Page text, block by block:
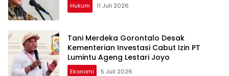
Hukum 11 Juli 2026
Tani Merdeka Gorontalo Desak
Kementerian Investasi Cabut Izin PT
Lumintu Ageng Lestari Joyo
Ekonomi 5 Juli 2026